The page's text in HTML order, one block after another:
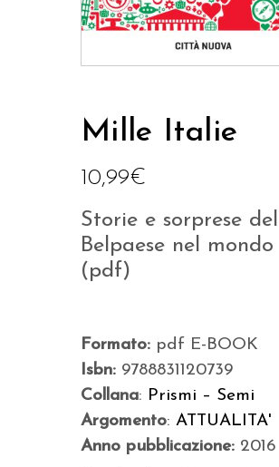
Mille Italie
10,99€
Storie e sorprese del
Belpaese nel mondo
(pdf)
Formato: pdf E-BOOK
Isbn: 9788831120739
Collana: Prismi – Semi
Argomento: ATTUALITA'
Anno pubblicazione: 2016